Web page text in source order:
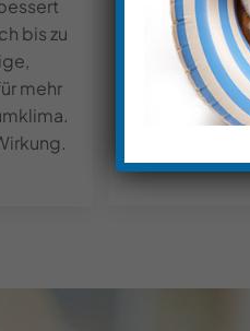
bis zu
mehr
Maßnahmen.
dauerhaft
eigenen
unsere